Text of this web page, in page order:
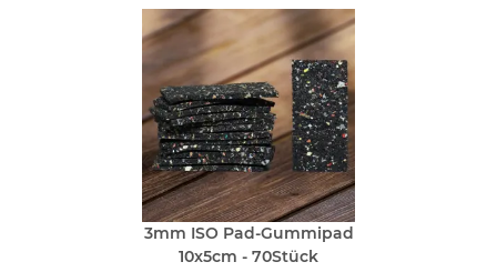
3mm ISO Pad-Gummipad
10x5cm - 70Stück